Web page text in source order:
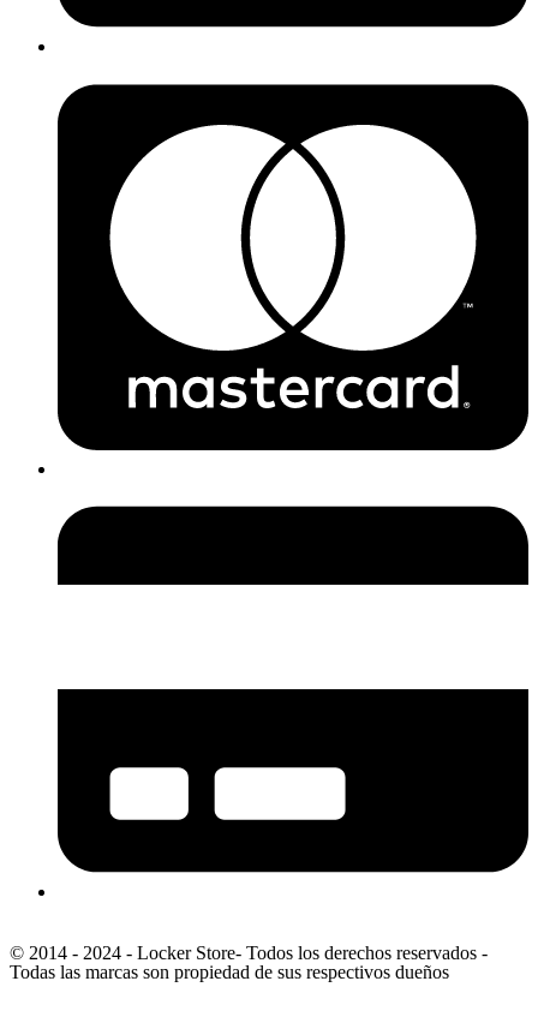
© 2014 - 2024 - Locker Store- Todos los derechos reservados -
Todas las marcas son propiedad de sus respectivos dueños